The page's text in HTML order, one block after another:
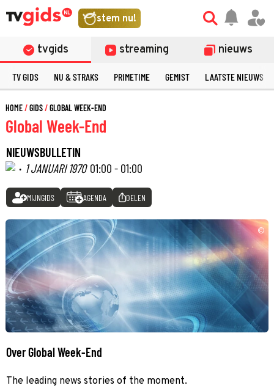
stem nu!
tvgids streaming nieuws
TV GIDS NU & STRAKS PRIMETIME GEMIST LAATSTE NIEUWS
HOME GIDS GLOBAL WEEK-END
Global Week-End
NIEUWSBULLETIN
· 1 JANUARI 1970 01:00 - 01:00
MIJNGIDS AGENDA DELEN
©
Over Global Week-End
The leading news stories of the moment.